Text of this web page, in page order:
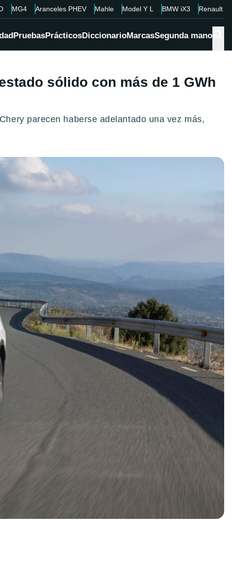
MG4 Aranceles PHEV Mahle Model Y L BMW iX3 Renault
PruebasPrácticosDiccionarioMarcasSegunda mano
sólido con más de 1 GWh
parecen haberse adelantado una vez más,